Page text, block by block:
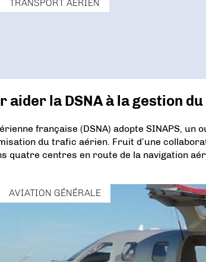
TRANSPORT AÉRIEN
la DSNA à la gestion
française (DSNA) adopte SINAPS, un
du trafic aérien. Fruit d’une
quatre centres en route de la navigation
AVIATION GÉNÉRALE